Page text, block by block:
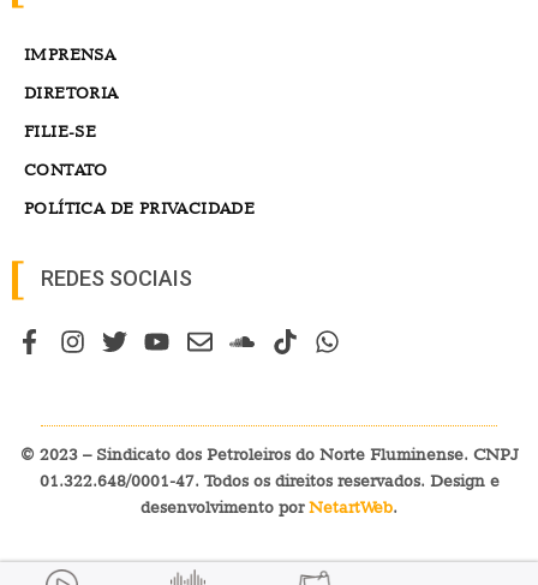
IMPRENSA
DIRETORIA
FILIE-SE
CONTATO
POLÍTICA DE PRIVACIDADE
REDES SOCIAIS
© 2023 – Sindicato dos Petroleiros do Norte Fluminense. CNPJ
01.322.648/0001-47. Todos os direitos reservados. Design e
desenvolvimento porNetartWeb.